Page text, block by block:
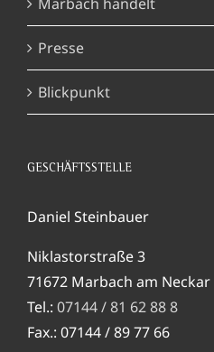
Presse
Blickpunkt
GESCHÄFTSSTELLE
Daniel Steinbauer
Niklastorstraße 3
71672 Marbach am Neckar
Tel.: 07144 / 81 62 88 8
Fax.: 07144 / 89 77 66